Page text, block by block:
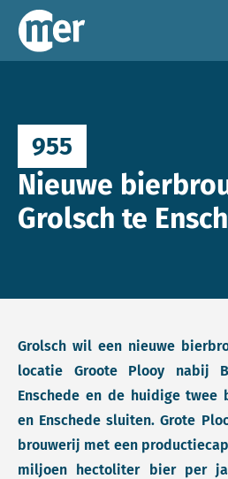
Commissie mer
955
Nieuwe
Grolsch te
Grolsch wil een nieuwe
locatie Groote Plooy nabij
Enschede en de huidige twee
en Enschede sluiten. Grote
brouwerij met een
miljoen hectoliter bier per